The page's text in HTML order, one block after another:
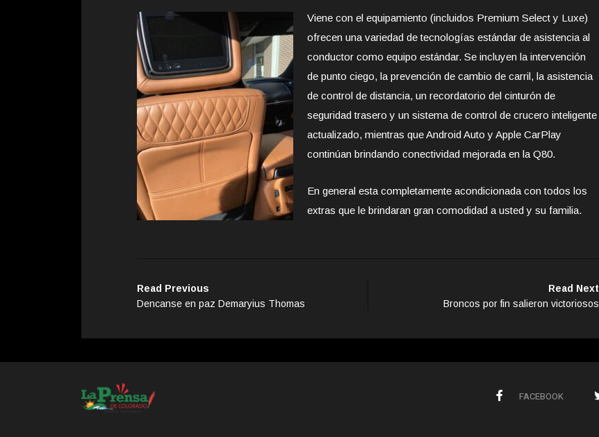
Viene con el equipamiento (incluidos Premium Select y Luxe)
ofrecen una variedad de tecnologías estándar de asistencia al
conductor como equipo estándar. Se incluyen la intervención
de punto ciego, la prevención de cambio de carril, la asistencia
de control de distancia, un recordatorio del cinturón de
seguridad trasero y un sistema de control de crucero inteligente
actualizado, mientras que Android Auto y Apple CarPlay
continúan brindando conectividad mejorada en la Q80.
En general esta completamente acondicionada con todos los
extras que le brindaran gran comodidad a usted y su familia.
Read Previous
Dencanse en paz Demaryius Thomas
Read Next
Broncos por fin salieron victoriosos
FACEBOOK